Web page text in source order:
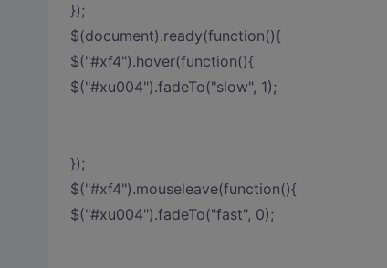
});
$(document).ready(function(){
$("#xf4").hover(function(){
$("#xu004").fadeTo("slow", 1);
});
$("#xf4").mouseleave(function(){
$("#xu004").fadeTo("fast", 0);